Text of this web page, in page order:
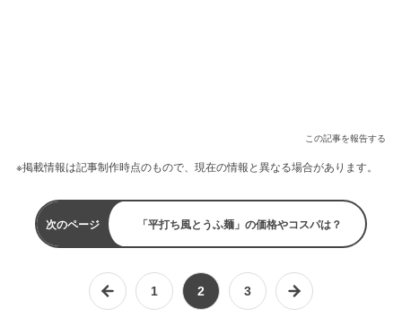
この記事を報告する
※掲載情報は記事制作時点のもので、現在の情報と異なる場合があります。
次のページ 「平打ち風とうふ麺」の価格やコスパは？
1 2 3